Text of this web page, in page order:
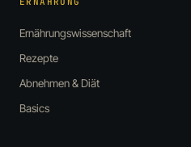
Ernährungswissenschaft
Rezepte
Abnehmen & Diät
Basics